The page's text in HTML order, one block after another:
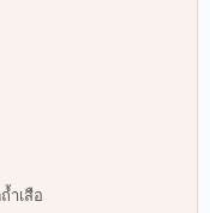
ำเสือ